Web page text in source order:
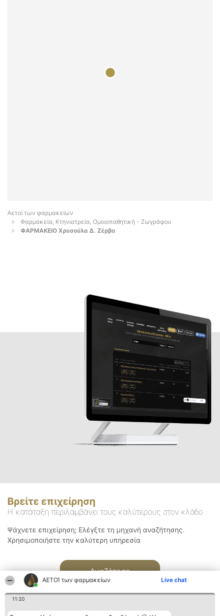
ΑΕΤΟΊ των φαρμακείων Live chat
11:20
Αετοί των φαρμακείων
Φαρμακεία, Κτηνιατρεία, Ομοιοπαθητική - Ζωγράφου
ΦΑΡΜΑΚΕΙΟ Χρυσούλα Δ. Ζέρβα
Βρείτε επιχείρηση
Η κατάταξη περιλαμβάνει τους καλύτερους στον κλάδο
Ψάχνετε επιχείρηση; Ελέγξτε τη μηχανή αναζήτησης.
Χρησιμοποιήστε την καλύτερη υπηρεσία
Αναζήτηση